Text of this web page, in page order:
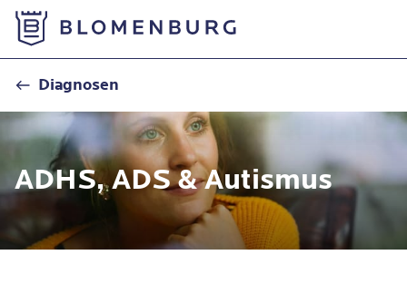
Diagnosen
ADHS, ADS & Autismus